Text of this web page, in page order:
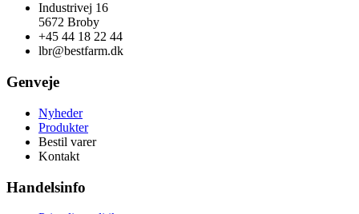
Industrivej 16
5672 Broby
+45 44 18 22 44
lbr@bestfarm.dk
Genveje
Nyheder
Produkter
Bestil varer
Kontakt
Handelsinfo